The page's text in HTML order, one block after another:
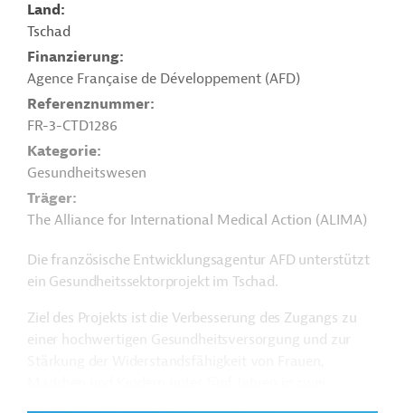
Land
Tschad
Finanzierung
Agence Française de Développement (AFD)
Referenznummer
FR-3-CTD1286
Kategorie
Gesundheitswesen
Träger
The Alliance for International Medical Action (ALIMA)
Die französische Entwicklungsagentur AFD unterstützt
ein Gesundheitssektorprojekt im Tschad.
Ziel des Projekts ist die Verbesserung des Zugangs zu
einer hochwertigen Gesundheitsversorgung und zur